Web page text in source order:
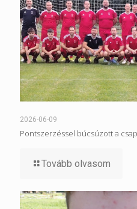
2026-06-09
Pontszerzéssel búcsúzott a
Tovább olvasom